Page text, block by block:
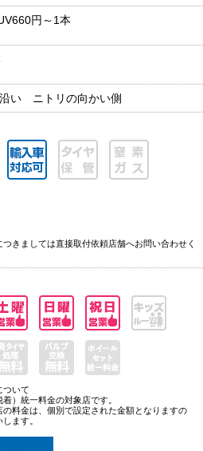
円～1本
い ニトリの向かい側
きましては直接取付依頼店舗へお問い合わせく
ついて
）統一料金の対象店です。
の料金は、個別で設定された金額となりますの
ます。